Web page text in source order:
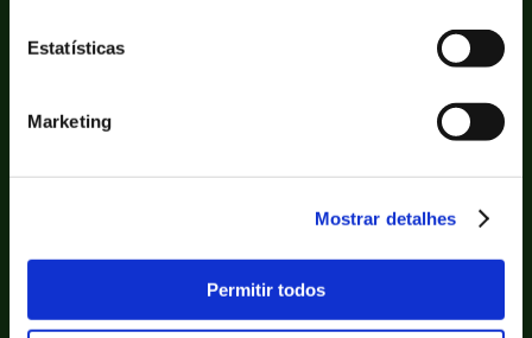
Estatísticas
Marketing
Mostrar detalhes
Permitir todos